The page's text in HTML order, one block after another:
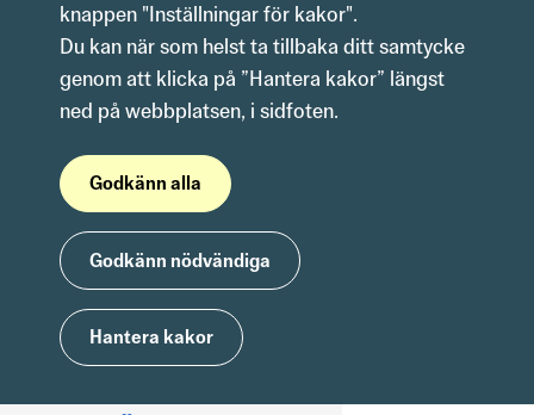
knappen "Inställningar för kakor".
Du kan när som helst ta tillbaka ditt samtycke
genom att klicka på ”Hantera kakor” längst
ned på webbplatsen, i sidfoten.
Godkänn alla
Godkänn nödvändiga
Hantera kakor